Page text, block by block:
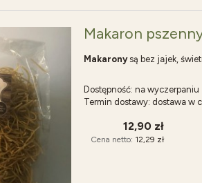
Makaron
Makaronysą bez jajek,
Dostępność: na wyczerpaniu
Termin dostawy: dostawa w
12,90 zł
Cena netto: 12,29 zł